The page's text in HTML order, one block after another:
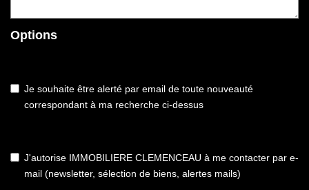
Options
Je souhaite être alerté par email de toute nouveauté
correspondant à ma recherche ci-dessus
J'autorise IMMOBILIERE CLEMENCEAU à me contacter par e-
mail (newsletter, sélection de biens, alertes mails)